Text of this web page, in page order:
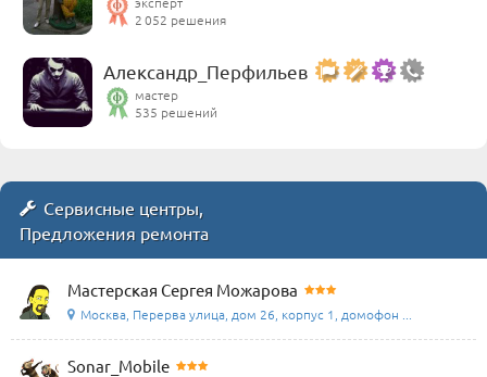
2 052 решения
Александр_Перфильев
мастер
535 решений
Сервисные центры,
Предложения ремонта
Мастерская Сергея Можарова
Москва, Перерва улица, дом 26, корпус 1, домофон ...
Sonar_Mobile